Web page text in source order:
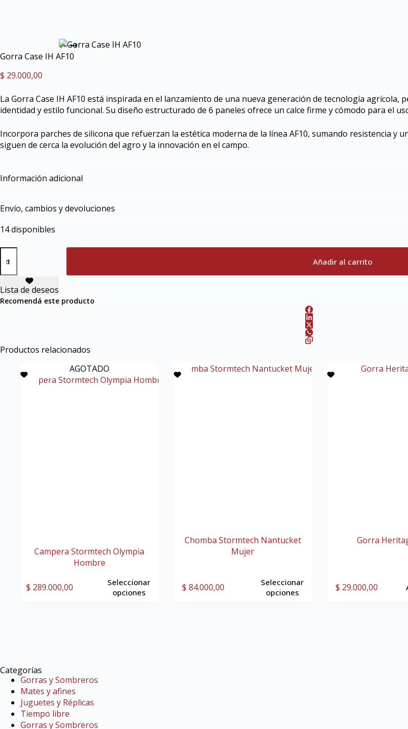
Gorra Case IH AF10
$ 29.000,00
La Gorra Case IH AF10 está inspirada en el lanzamiento de una nueva generación de tecnología agrícola,
identidad y estilo funcional. Su diseño estructurado de 6 paneles ofrece un calce firme y cómodo para el
Incorpora parches de silicona que refuerzan la estética moderna de la línea AF10, sumando resistencia y
siguen de cerca la evolución del agro y la innovación en el campo.
Información adicional
Envío, cambios y devoluciones
14 disponibles
Añadir al carrito
Lista de deseos
Recomendá este producto
Productos relacionados
AGOTADO
Campera Stormtech Olympia
Hombre
$ 289.000,00
Seleccionar
opciones
Chomba Stormtech Nantucket
Mujer
$ 84.000,00
Seleccionar
opciones
Gorra
$ 29.000,00
Categorías
Gorras y Sombreros
Mates y afines
Juguetes y Réplicas
Tiempo libre
Gorras y Sombreros